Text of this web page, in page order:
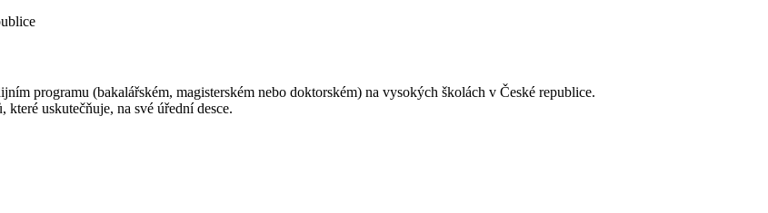
programu (bakalářském, magisterském nebo doktorském) na vysokých školách v České republice.
uskutečňuje, na své úřední desce.